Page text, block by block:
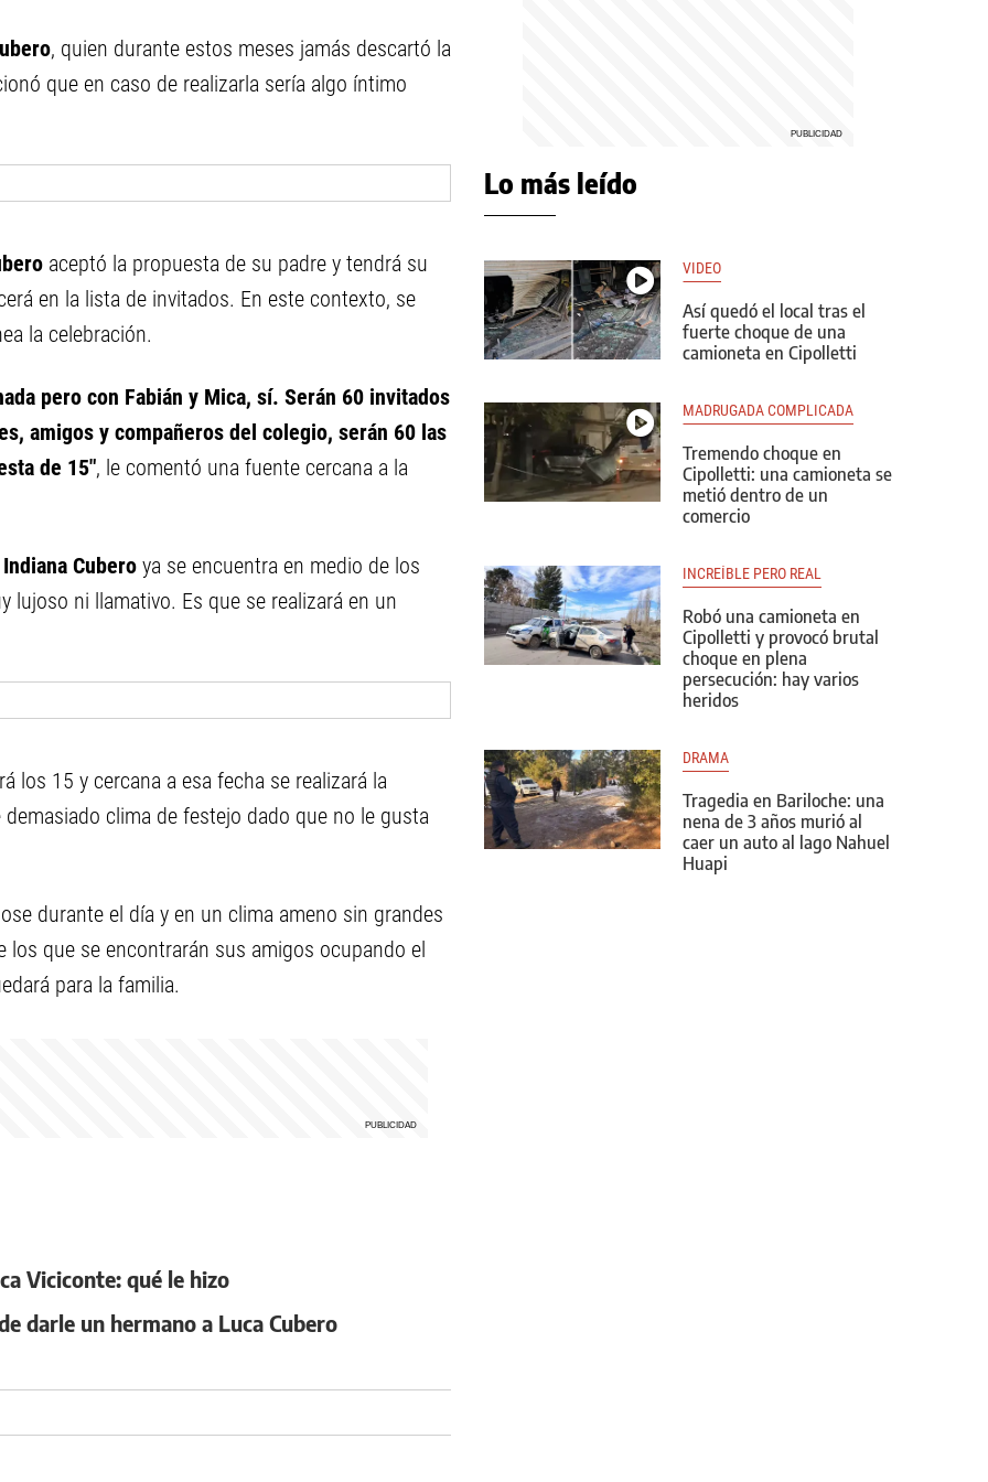
, quien durante estos meses jamás descartó la
que en caso de realizarla sería algo íntimo
aceptó la propuesta de su padre y tendrá su
en la lista de invitados. En este contexto, se
la celebración.
pero con Fabián y Mica, sí. Serán 60 invitados
amigos y compañeros del colegio, serán 60 las
de 15", le comentó una fuente cercana a la
Indiana Cubero ya se encuentra en medio de los
lujoso ni llamativo. Es que se realizará en un
los 15 y cercana a esa fecha se realizará la
clima de festejo dado que no le gusta
durante el día y en un clima ameno sin grandes
que se encontrarán sus amigos ocupando el
para la familia.
Viciconte: qué le hizo
darle un hermano a Luca Cubero
Lo más leído
VIDEO
Así quedó el local tras el
fuerte choque de una
camioneta en Cipolletti
MADRUGADA COMPLICADA
Tremendo choque en
Cipolletti: una camioneta se
metió dentro de un
comercio
INCREÍBLE PERO REAL
Robó una camioneta en
Cipolletti y provocó brutal
choque en plena
persecución: hay varios
heridos
DRAMA
Tragedia en Bariloche: una
nena de 3 años murió al
caer un auto al lago Nahuel
Huapi